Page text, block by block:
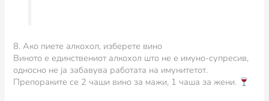
8. Ако пиете алкохол, изберете вино
Виното е единствениот алкохол што не е имуно-супресив,
односно не ја забавува работата на имунитетот.
Препораките се 2 чаши вино за мажи, 1 чаша за жени.